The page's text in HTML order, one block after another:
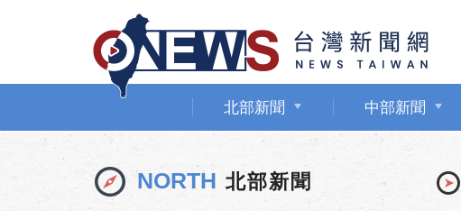
北部新聞 中部新聞
NORTH 北部新聞